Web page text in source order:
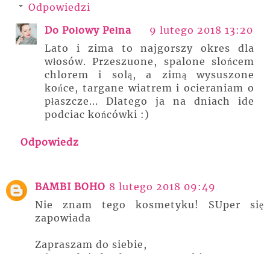
Odpowiedzi
Do Połowy Pełna
9 lutego 2018 13:20
Lato i zima to najgorszy okres dla
włosów. Przeszuone, spalone slońcem
chlorem i solą, a zimą wysuszone
końce, targane wiatrem i ocieraniam o
płaszcze... Dlatego ja na dniach ide
podciac końcówki :)
Odpowiedz
BAMBI BOHO 8 lutego 2018 09:49
Nie znam tego kosmetyku! SUper się
zapowiada
Zapraszam do siebie,